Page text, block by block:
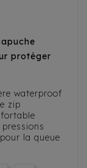
protéger
waterproof
zip
la queue